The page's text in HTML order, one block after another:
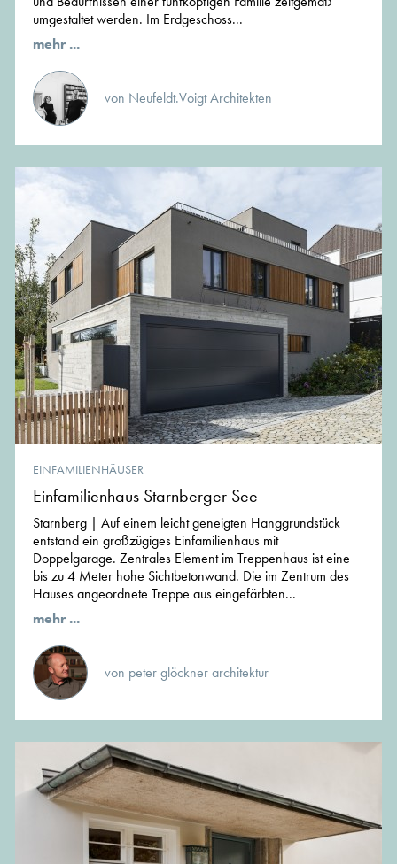
umgestaltet werden. Im Erdgeschoss...
mehr ...
von Neufeldt.Voigt Architekten
EINFAMILIENHÄUSER
Einfamilienhaus Starnberger See
Starnberg | Auf einem leicht geneigten Hanggrundstück
entstand ein großzügiges Einfamilienhaus mit
Doppelgarage. Zentrales Element im Treppenhaus ist eine
bis zu 4 Meter hohe Sichtbetonwand. Die im Zentrum des
Hauses angeordnete Treppe aus eingefärbten...
mehr ...
von peter glöckner architektur